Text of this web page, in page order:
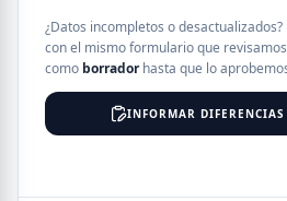
¿Datos incompletos o
con el mismo formulario que
como borradorhasta que lo
INFORMAR